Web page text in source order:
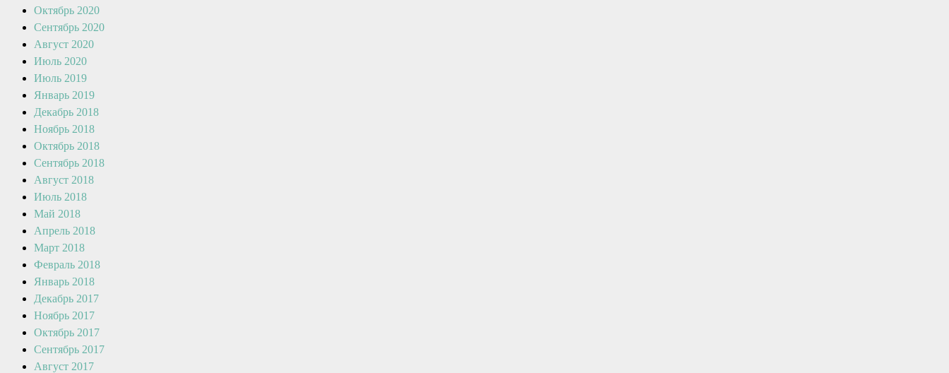
Октябрь 2020
Сентябрь 2020
Август 2020
Июль 2020
Июль 2019
Январь 2019
Декабрь 2018
Ноябрь 2018
Октябрь 2018
Сентябрь 2018
Август 2018
Июль 2018
Май 2018
Апрель 2018
Март 2018
Февраль 2018
Январь 2018
Декабрь 2017
Ноябрь 2017
Октябрь 2017
Сентябрь 2017
Август 2017